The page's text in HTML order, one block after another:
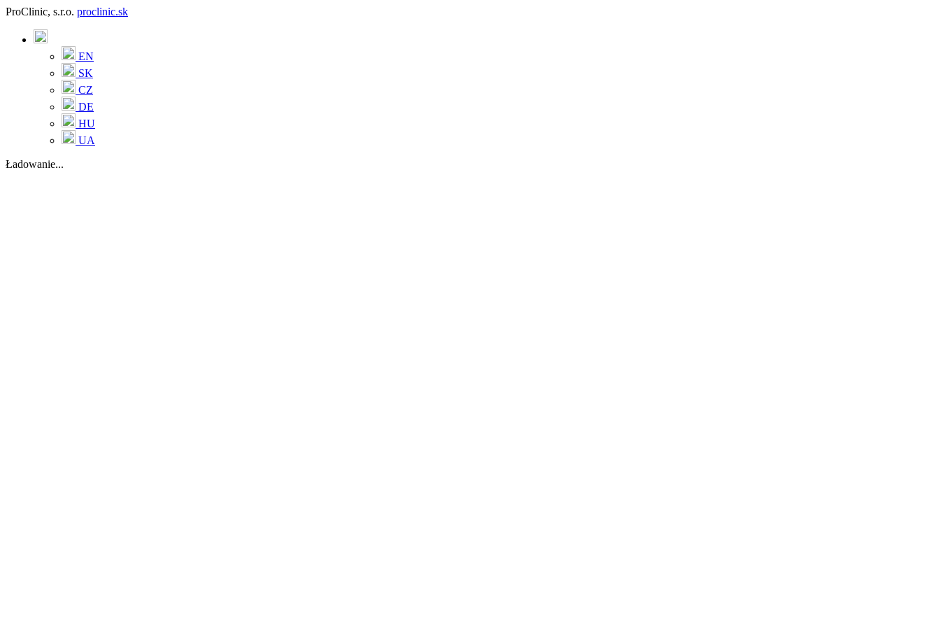
ProClinic, s.r.o. proclinic.sk
EN
SK
CZ
DE
HU
UA
Ładowanie...